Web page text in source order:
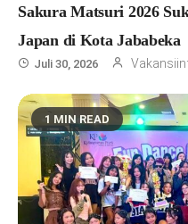
Sakura Matsuri 2026
Japan di Kota Jababeka
Juli 30, 2026
1 MIN READ